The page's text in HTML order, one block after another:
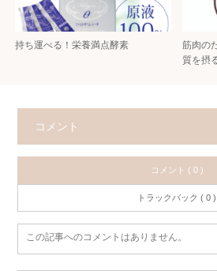
持ち運べる！栄養満点酵素
筋肉の
質を摂
コメント
コメント ( 0 )
トラックバック ( 0 )
この記事へのコメントはありません。